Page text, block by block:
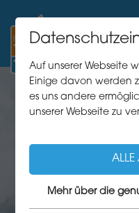
Auf unserer Webseite
Einige davon werden
es uns andere
unserer Webseite zu
ALLE
Mehr über die